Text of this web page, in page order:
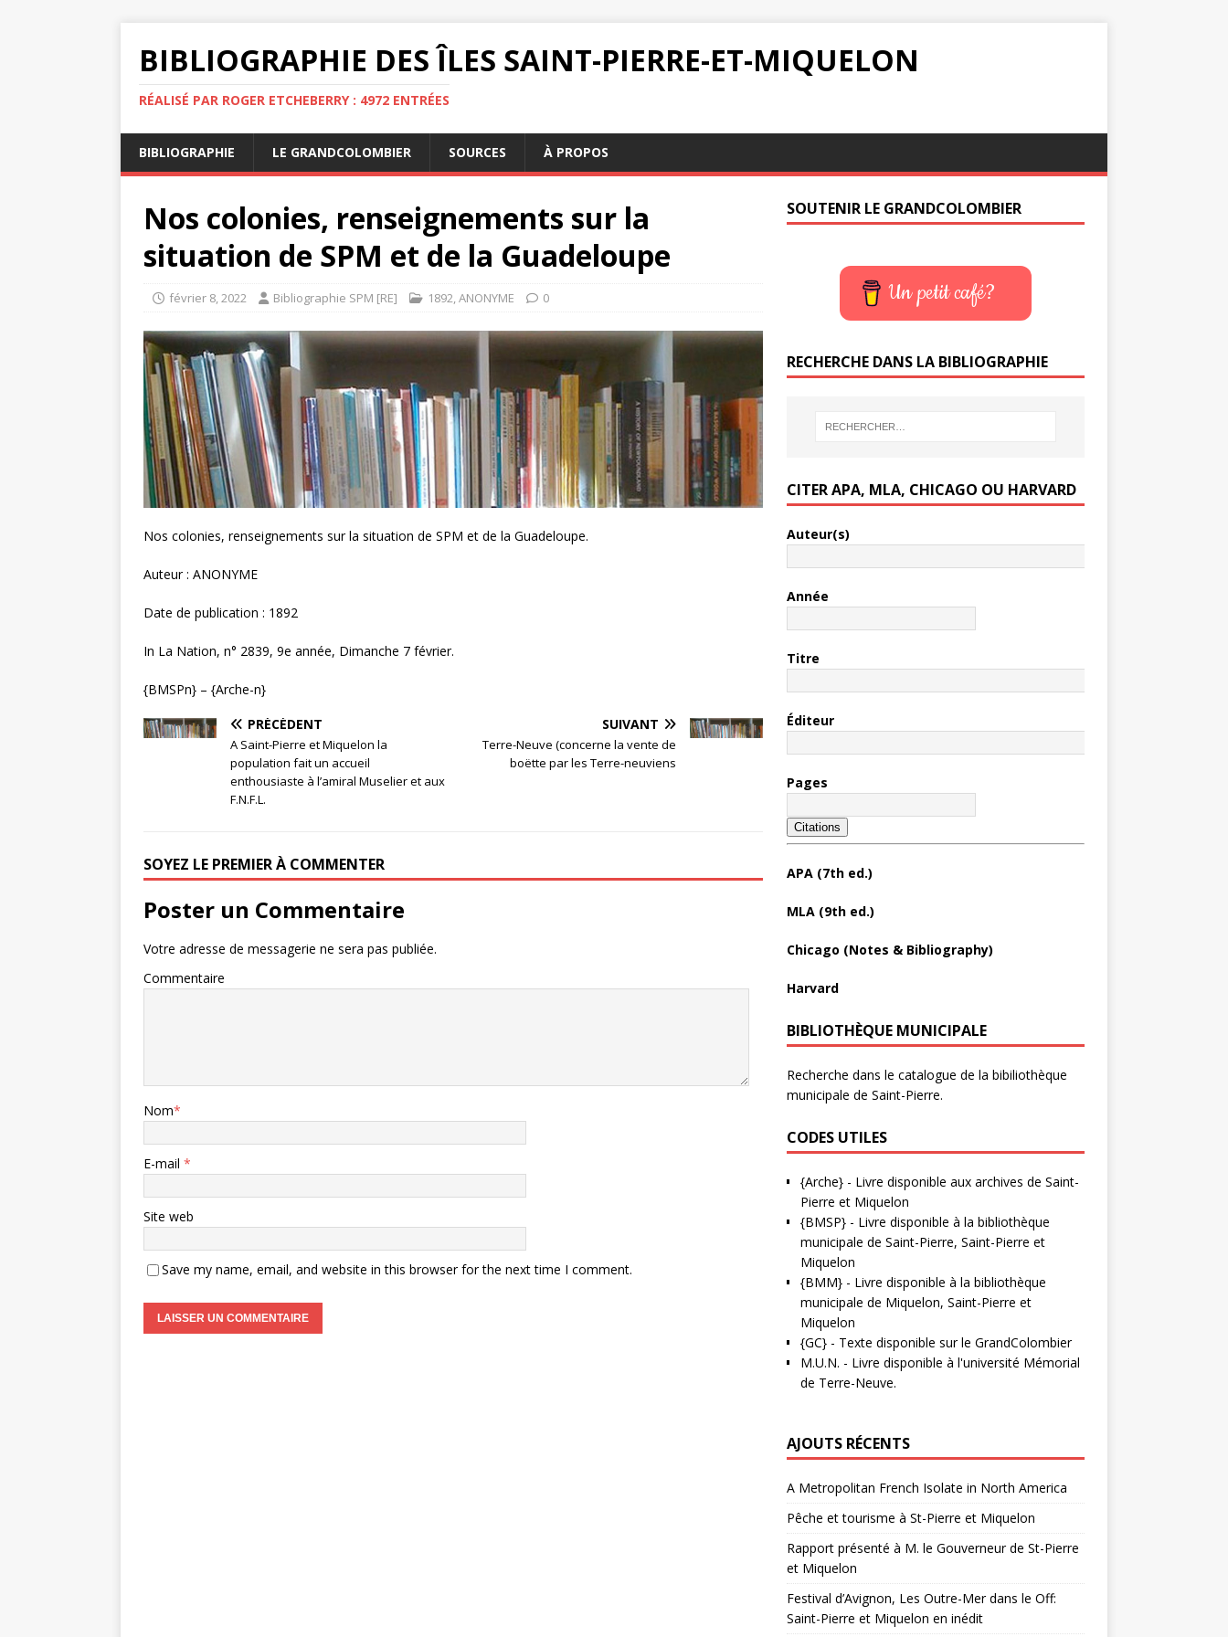
BIBLIOGRAPHIE DES ÎLES SAINT-PIERRE-ET-MIQUELON
RÉALISÉ PAR ROGER ETCHEBERRY : 4972 ENTRÉES
BIBLIOGRAPHIE LE GRANDCOLOMBIER SOURCES À PROPOS
Nos colonies, renseignements sur la
situation de SPM et de la Guadeloupe
février 8, 2022 Bibliographie SPM [RE] 1892,ANONYME 0
Nos colonies, renseignements sur la situation de SPM et de la Guadeloupe.
Auteur : ANONYME
Date de publication : 1892
In La Nation, n° 2839, 9e année, Dimanche 7 février.
{BMSPn} – {Arche-n}
PRÉCÉDENT
A Saint-Pierre et Miquelon la
population fait un accueil
enthousiaste à l’amiral Muselier et aux
F.N.F.L.
SUIVANT
Terre-Neuve (concerne la vente de
boëtte par les Terre-neuviens
SOYEZ LE PREMIER À COMMENTER
Poster un Commentaire
Votre adresse de messagerie ne sera pas publiée.
Commentaire
Nom*
E-mail *
Site web
Save my name, email, and website in this browser for the next time I comment.
SOUTENIR LE GRANDCOLOMBIER
Un petit café?
RECHERCHE DANS LA BIBLIOGRAPHIE
CITER APA, MLA, CHICAGO OU HARVARD
Auteur(s)
Année
Titre
Éditeur
Pages
Citations
APA (7th ed.)
MLA (9th ed.)
Chicago (Notes & Bibliography)
Harvard
BIBLIOTHÈQUE MUNICIPALE
Recherche dans le catalogue de la bibiliothèque
municipale de Saint-Pierre.
CODES UTILES
{Arche}- Livre disponible aux archives de Saint-
Pierre et Miquelon
{BMSP}- Livre disponible à la bibliothèque
municipale de Saint-Pierre, Saint-Pierre et
Miquelon
{BMM}- Livre disponible à la bibliothèque
municipale de Miquelon, Saint-Pierre et
Miquelon
{GC}- Texte disponible sur le GrandColombier
M.U.N. - Livre disponible à l'université Mémorial
de Terre-Neuve.
AJOUTS RÉCENTS
A Metropolitan French Isolate in North America
Pêche et tourisme à St-Pierre et Miquelon
Rapport présenté à M. le Gouverneur de St-Pierre
et Miquelon
Festival d’Avignon, Les Outre-Mer dans le Off:
Saint-Pierre et Miquelon en inédit